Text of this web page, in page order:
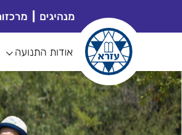
מנהיגים
אודות התנועה